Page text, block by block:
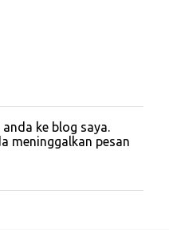
ke blog saya.
meninggalkan pesan